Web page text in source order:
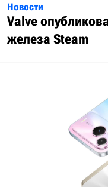
Новости
Valve
железа Steam